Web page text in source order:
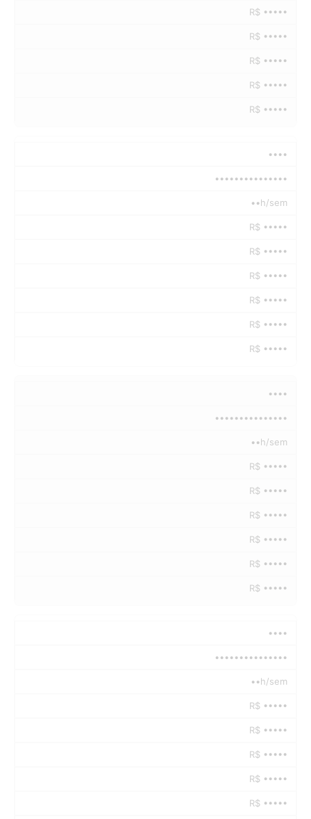
R$ •••••
R$ •••••
R$ •••••
R$ •••••
R$ •••••
••••
•••••••••••••••
••h/sem
R$ •••••
R$ •••••
R$ •••••
R$ •••••
R$ •••••
R$ •••••
••••
•••••••••••••••
••h/sem
R$ •••••
R$ •••••
R$ •••••
R$ •••••
R$ •••••
R$ •••••
••••
•••••••••••••••
••h/sem
R$ •••••
R$ •••••
R$ •••••
R$ •••••
R$ •••••